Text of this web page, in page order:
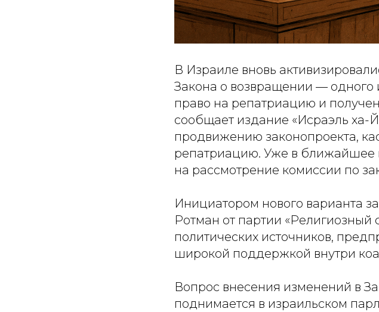
В Израиле вновь
Закона о возвращении — одного
право на репатриацию и
сообщает издание «Исраэль ха-
продвижению законопроекта,
репатриацию. Уже в ближайшее
на рассмотрение комиссии по
Инициатором нового варианта
Ротман от партии
политических источников,
широкой поддержкой внутри
Вопрос внесения изменений в
поднимается в израильском